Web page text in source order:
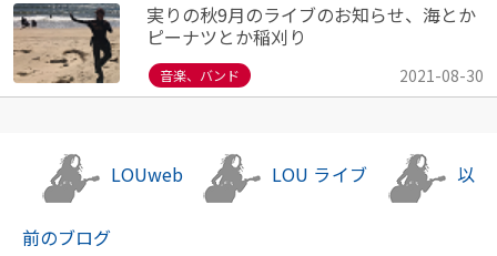
実りの秋9月のライブのお知らせ、海とか
ピーナツとか稲刈り
音楽、バンド 2021-08-30
LOUweb LOU ライブ 以
前のブログ